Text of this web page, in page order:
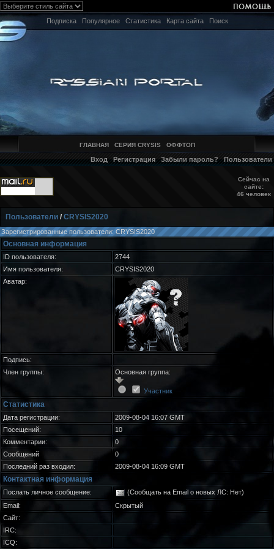
Подписка Популярное Статистика Карта сайта Поиск
ГЛАВНАЯ СЕРИЯ CRYSIS ОФФТОП
Вход Регистрация Забыли пароль? Пользователи
Сейчас на
сайте:
46 человек
Пользователи /CRYSIS2020
Зарегистрированные пользователи: CRYSIS2020
Основная информация
ID пользователя:
2744
Имя пользователя:
CRYSIS2020
Аватар:
Подпись:
Член группы:
Основная группа:
Участник
Статистика
Дата регистрации:
2009-08-04 16:07 GMT
Посещений:
10
Комментарии:
0
Сообщений
0
Последний раз входил:
2009-08-04 16:09 GMT
Контактная информация
Послать личное сообщение:
(Сообщать на Email о новых ЛС: Нет)
Email:
Скрытый
Сайт:
IRC:
ICQ: